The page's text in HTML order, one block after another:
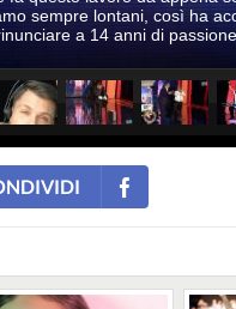
sempre lontani, così ha
a 14 anni di